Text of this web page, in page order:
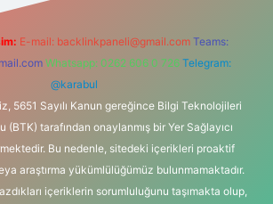
E-mail: backlinkpaneli@gmail.com Teams:
Whatsapp: 0262 606 0 726 Telegram:
@karabul
5651 Sayılı Kanun gereğince Bilgi Teknolojileri
(BTK) tarafından onaylanmış bir Yer Sağlayıcı
Bu nedenle, sitedeki içerikleri proaktif
araştırma yükümlülüğümüz bulunmamaktadır.
içeriklerin sorumluluğunu taşımakta olup,